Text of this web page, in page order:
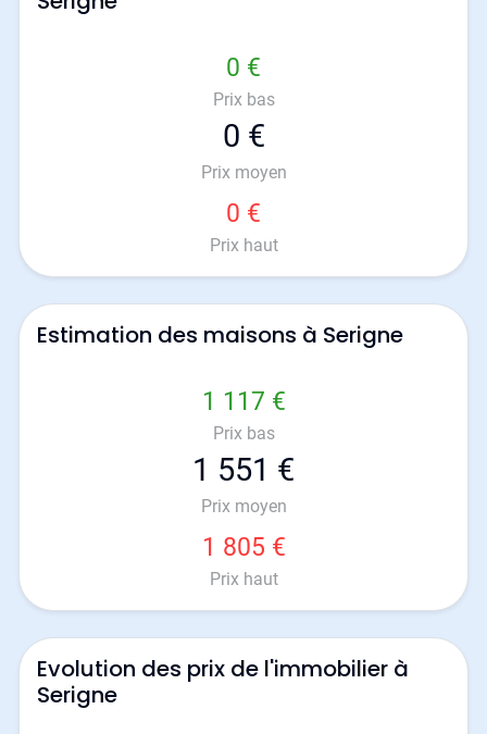
0 €
Prix bas
0 €
Prix moyen
0 €
Prix haut
Estimation des maisons à Serigne
1 117 €
Prix bas
1 551 €
Prix moyen
1 805 €
Prix haut
Evolution des prix de l'immobilier à
Serigne